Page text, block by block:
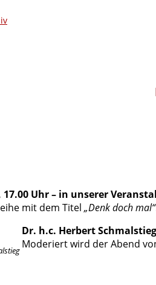
17.00 Uhr – in unserer
mit dem Titel „Denk doch mal“
Dr. h.c. Herbert Schmalstieg
Moderiert wird der Abend